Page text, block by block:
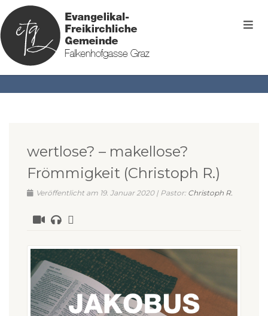
wertlose? – makellose?
Frömmigkeit (Christoph R.)
Veröffentlicht am 19. Januar 2020 | Pastor: Christoph R.